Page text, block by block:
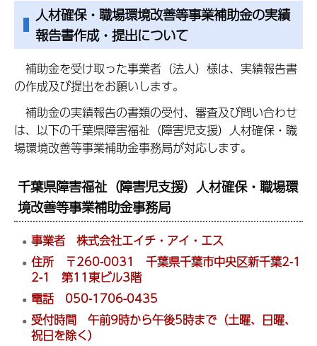
人材確保・職場環境改善等事業補助金の実績
報告書作成・提出について
補助金を受け取った事業者（法人）様は、実績報告書
の作成及び提出をお願いします。
補助金の実績報告の書類の受付、審査及び問い合わせ
は、以下の千葉県障害福祉（障害児支援）人材確保・職
場環境改善等事業補助金事務局が対応します。
千葉県障害福祉（障害児支援）人材確保・職場環
境改善等事業補助金事務局
事業者 株式会社エイチ・アイ・エス
住所 〒260-0031 千葉県千葉市中央区新千葉2-1
2-1 第11東ビル3階
電話 050-1706-0435
受付時間 午前9時から午後5時まで（土曜、日曜、
祝日を除く）